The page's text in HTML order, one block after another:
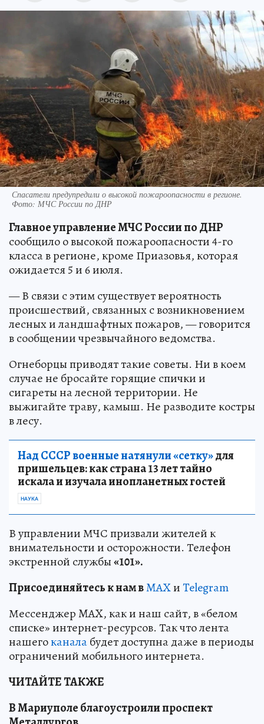
Спасатели предупредили о высокой пожароопасности в регионе.
Фото: МЧС России по ДНР
Главное управление МЧС России по ДНР
сообщило о высокой пожароопасности 4-го
класса в регионе, кроме Приазовья, которая
ожидается 5 и 6 июля.
— В связи с этим существует вероятность
происшествий, связанных с возникновением
лесных и ландшафтных пожаров, — говорится
в сообщении чрезвычайного ведомства.
Огнеборцы приводят такие советы. Ни в коем
случае не бросайте горящие спички и
сигареты на лесной территории. Не
выжигайте траву, камыш. Не разводите костры
в лесу.
Над СССР военные натянули «сетку»для
пришельцев: как страна 13 лет тайно
искала и изучала инопланетных гостей
НАУКА
В управлении МЧС призвали жителей к
внимательности и осторожности. Телефон
экстренной службы«101».
Присоединяйтесь к нам вMAXиTelegram
Мессенджер MAX, как и наш сайт, в «белом
списке» интернет-ресурсов. Так что лента
нашегоканалабудет доступна даже в периоды
ограничений мобильного интернета.
ЧИТАЙТЕ ТАКЖЕ
В Мариуполе благоустроили проспект